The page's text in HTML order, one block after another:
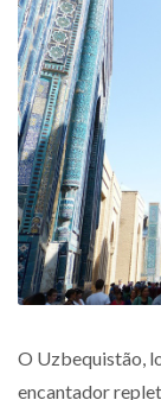
O Uzbequistão,
encantador